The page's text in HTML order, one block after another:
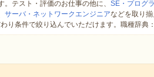
テスト・評価のお仕事の他に、 SE・プログ
サーバ・ネットワークエンジニアなどを取り揃
り条件で絞り込んでいただけます。職種辞典：